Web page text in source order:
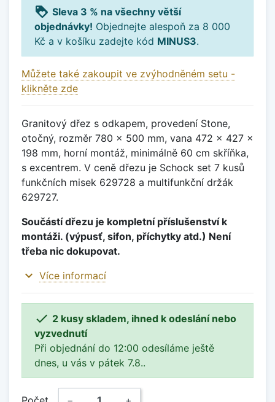
loyalty Sleva 3 % na všechny větší
objednávky! Objednejte alespoň za 8 000
Kč a v košíku zadejte kód MINUS3.
Můžete také zakoupit ve zvýhodněném setu -
klikněte zde
Granitový dřez s odkapem, provedení Stone,
otočný, rozměr 780 x 500 mm, vana 472 x 427 x
198 mm, horní montáž, minimálně 60 cm skříňka,
s excentrem. V ceně dřezu je Schock set 7 kusů
funkčních misek 629728 a multifunkční držák
629727.
Součástí dřezu je kompletní příslušenství k
montáži. (výpusť, sifon, příchytky atd.) Není
třeba nic dokupovat.
expand_more Více informací
 2 kusy skladem, ihned k odeslání nebo
vyzvednutí
Při objednání do 12:00 odesíláme ještě
dnes, u vás v pátek 7.8..